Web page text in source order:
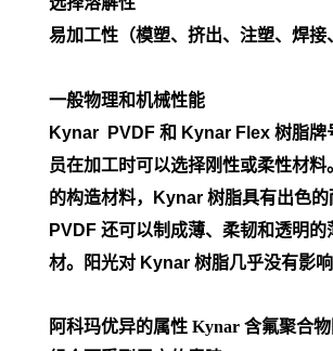
易加工性（模塑、挤出、注塑、焊接
一般物理和机械性能
Kynar PVDF 和 Kynar Flex 树脂牌
员在加工时可以选择刚性或柔性材料
的构造材料，Kynar 树脂具有出色
PVDF 还可以制成薄、柔韧和透明的
材。阳光对 Kynar 树脂几乎没有影响
阿科玛优异的属性 Kynar 含氟聚合